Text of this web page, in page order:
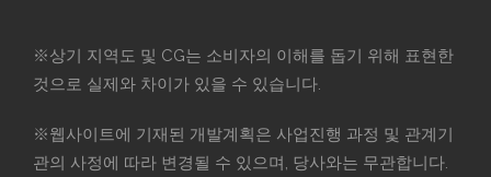
※상기 지역도 및 CG는 소비자의 이해를 돕기 위해 표현한
것으로 실제와 차이가 있을 수 있습니다.
※웹사이트에 기재된 개발계획은 사업진행 과정 및 관계기
관의 사정에 따라 변경될 수 있으며, 당사와는 무관합니다.